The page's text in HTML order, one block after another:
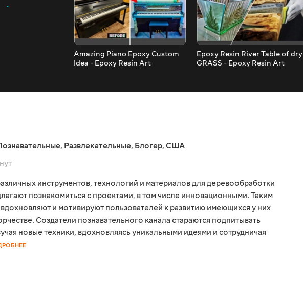
Amazing Piano Epoxy Custom
Idea - Epoxy Resin Art
Epoxy Resin River Table of dry
GRASS - Epoxy Resin Art
, Развлекательные, Блогер, США
инструментов, технологий и материалов для деревообработки
познакомиться с проектами, в том числе инновационными. Таким
и мотивируют пользователей к развитию имеющихся у них
Создатели познавательного канала стараются подпитывать
новые техники, вдохновляясь уникальными идеями и сотрудничая